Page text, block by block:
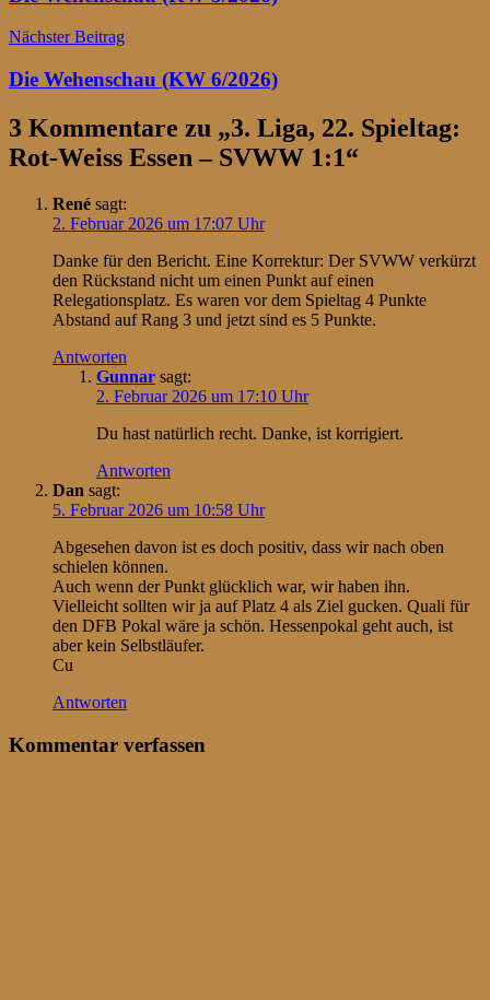
Nächster Beitrag
Die Wehenschau (KW 6/2026)
3 Kommentare zu „3. Liga, 22. Spieltag:
Rot-Weiss Essen – SVWW 1:1“
René sagt:
2. Februar 2026 um 17:07 Uhr
Danke für den Bericht. Eine Korrektur: Der SVWW verkürzt
den Rückstand nicht um einen Punkt auf einen
Relegationsplatz. Es waren vor dem Spieltag 4 Punkte
Abstand auf Rang 3 und jetzt sind es 5 Punkte.
Antworten
Gunnar sagt:
2. Februar 2026 um 17:10 Uhr
Du hast natürlich recht. Danke, ist korrigiert.
Antworten
Dan sagt:
5. Februar 2026 um 10:58 Uhr
Abgesehen davon ist es doch positiv, dass wir nach oben
schielen können.
Auch wenn der Punkt glücklich war, wir haben ihn.
Vielleicht sollten wir ja auf Platz 4 als Ziel gucken. Quali für
den DFB Pokal wäre ja schön. Hessenpokal geht auch, ist
aber kein Selbstläufer.
Cu
Antworten
Kommentar verfassen